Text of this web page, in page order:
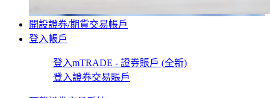
開設證券/期貨交易帳戶
登入帳戶
登入mTRADE - 證券賬戶 (全新)
登入證券交易賬戶